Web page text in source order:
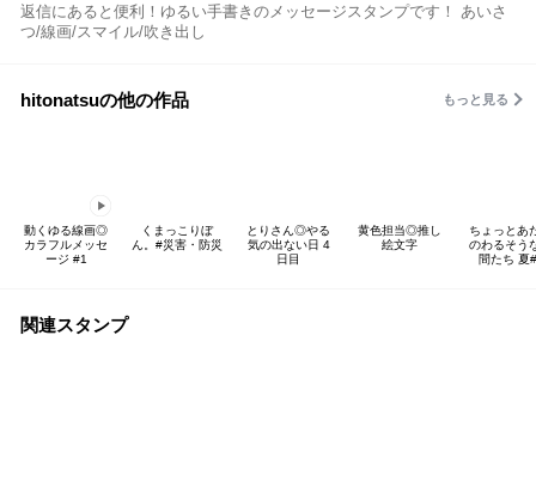
返信にあると便利！ゆるい手書きのメッセージスタンプです！ あいさ
つ/線画/スマイル/吹き出し
hitonatsuの他の作品 もっと見る
動くゆる線画◎
カラフルメッセ
ージ #1
くまっこりぼ
ん。#災害・防災
とりさん◎やる
気の出ない日 4
日目
黄色担当◎推し
絵文字
ちょっとあ
のわるそう
間たち 夏
関連スタンプ